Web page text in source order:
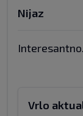
Nijaz
Vrlo